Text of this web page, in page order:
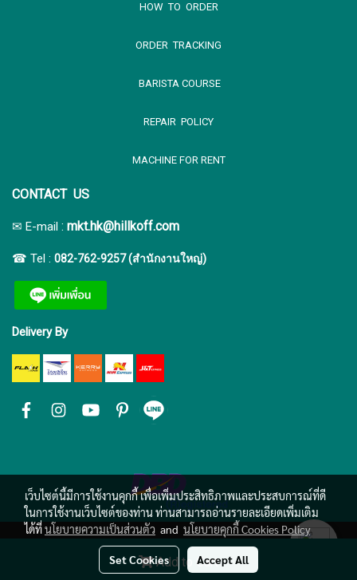
Add to Cart
HOW TO ORDER
ORDER TRACKING
BARISTA COURSE
REPAIR POLICY
MACHINE FOR RENT
CONTACT US
✉ E-mail : mkt.hk@hillkoff.com
☎ Tel : 082-762-9257 (สำนักงานใหญ่)
Delivery By
Today's visitor 13,516
เว็บไซต์นี้มีการใช้งานคุกกี้ เพื่อเพิ่มประสิทธิภาพและประสบการณ์ที่ดี
ในการใช้งานเว็บไซต์ของท่าน ท่านสามารถอ่านรายละเอียดเพิ่มเติม
ได้ที่นโยบายความเป็นส่วนตัว and นโยบายคุกกี้ Cookies Policy
Set Cookies Accept All